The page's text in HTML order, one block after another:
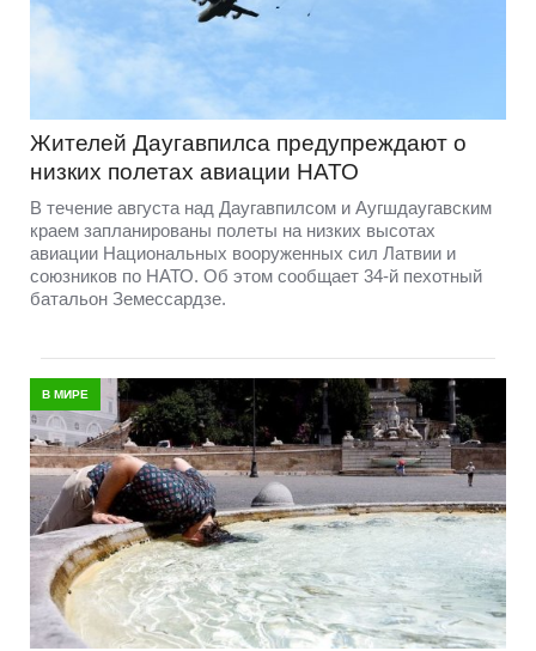
Жителей Даугавпилса предупреждают о
низких полетах авиации НАТО
В течение августа над Даугавпилсом и Аугшдаугавским
краем запланированы полеты на низких высотах
авиации Национальных вооруженных сил Латвии и
союзников по НАТО. Об этом сообщает 34-й пехотный
батальон Земессардзе.
В МИРЕ